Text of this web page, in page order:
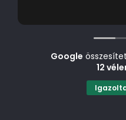
Google
12